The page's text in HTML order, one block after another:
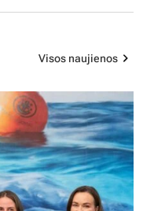
Visos naujienos